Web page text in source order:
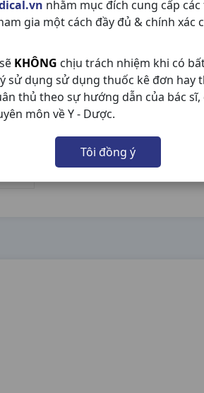
nhằm mục đích cung cấp
gia một cách đầy đủ & chính xác
sẽ KHÔNG chịu trách nhiệm khi có
sử dụng sử dụng thuốc kê đơn hay
thủ theo sự hướng dẫn của bác sĩ,
môn về Y - Dược.
Tôi đồng ý